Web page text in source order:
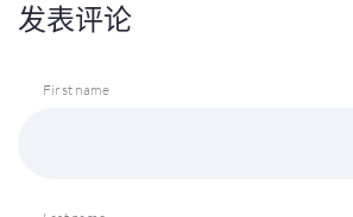
发表评论
First name